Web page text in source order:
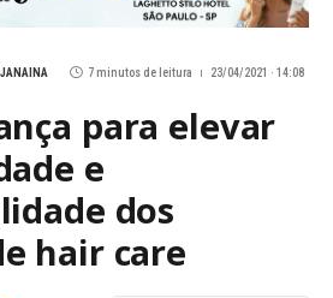
JANAINA 7 minutos de leitura 23/04/2021 · 14:08
para elevar
e
dos
hair care